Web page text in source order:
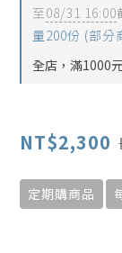
至08/31 16:00
量200份 (部分
全店，滿1000
NT$2,300
定期購商品